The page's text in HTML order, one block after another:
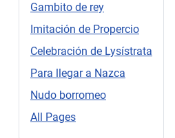
Gambito de rey
Imitación de Propercio
Celebración de Lysístrata
Para llegar a Nazca
Nudo borromeo
All Pages